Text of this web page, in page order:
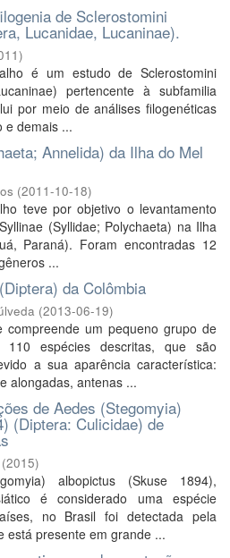
de Sclerostomini
Lucanidae, Lucaninae).
)
é um estudo de Sclerostomini
pertencente à subfamilia
por meio de análises filogenéticas
e demais ...
Annelida) da Ilha do Mel
(2011-10-18)
teve por objetivo o levantamento
(Syllidae; Polychaeta) na Ilha
Paraná). Foram encontradas 12
...
da Colômbia
(2013-06-19)
compreende um pequeno grupo de
110 espécies descritas, que são
a sua aparência característica:
alongadas, antenas ...
de Aedes (Stegomyia)
(Diptera: Culicidae) de
(2015)
albopictus (Skuse 1894),
é considerado uma espécie
no Brasil foi detectada pela
está presente em grande ...